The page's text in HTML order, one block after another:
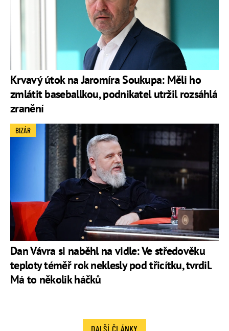
Krvavý útok na Jaromíra Soukupa: Měli ho
zmlátit baseballkou, podnikatel utržil rozsáhlá
zranění
Dan Vávra si naběhl na vidle: Ve středověku
teploty téměř rok neklesly pod třicítku, tvrdil.
Má to několik háčků
BIZÁR
DALŠÍ ČLÁNKY